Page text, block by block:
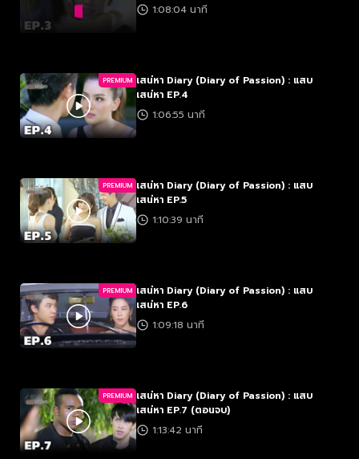
1:08:04 นาที
PREMIUM เสน่หา Diary (Diary of Passion) : แสบ
เสน่หา EP.4
1:06:55 นาที
PREMIUM เสน่หา Diary (Diary of Passion) : แสบ
เสน่หา EP.5
1:10:39 นาที
PREMIUM เสน่หา Diary (Diary of Passion) : แสบ
เสน่หา EP.6
1:09:18 นาที
PREMIUM เสน่หา Diary (Diary of Passion) : แสบ
เสน่หา EP.7 (ตอนจบ)
1:13:42 นาที